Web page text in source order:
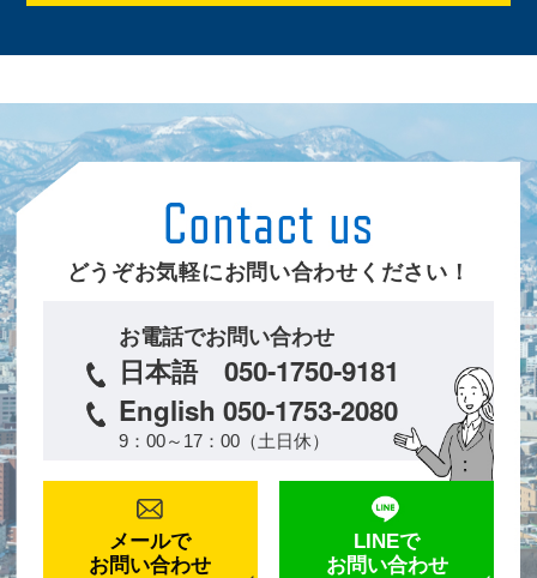
どうぞお気軽にお問い合わせください！
お電話でお問い合わせ
日本語 050-1750-9181
English 050-1753-2080
9：00～17：00（土日休）
メールで
お問い合わせ
LINEで
お問い合わせ